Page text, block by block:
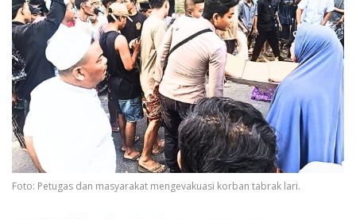
Foto: Petugas dan masyarakat mengevakuasi korban tabrak lari.